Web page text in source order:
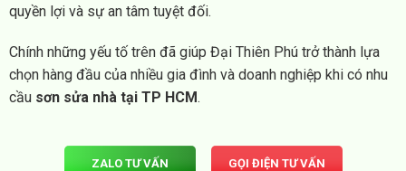
quyền lợi và sự an tâm tuyệt đối.
Chính những yếu tố trên đã giúp Đại Thiên Phú trở thành lựa
chọn hàng đầu của nhiều gia đình và doanh nghiệp khi có nhu
cầu sơn sửa nhà tại TP HCM.
ZALO TƯ VẤN GỌI ĐIỆN TƯ VẤN